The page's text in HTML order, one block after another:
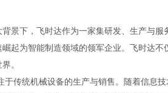
景下，飞时达作为一家集研发、生产与
起为智能制造领域的领军企业。飞时达
。
于传统机械设备的生产与销售。随着信息